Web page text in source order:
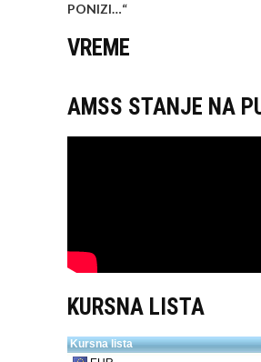
PONIZI…“
VREME
AMSS STANJE NA
KURSNA LISTA